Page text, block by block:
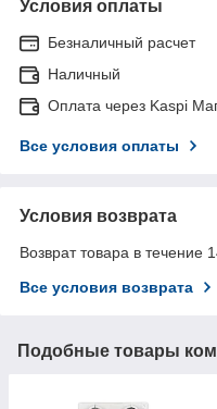
Условия оплаты
Безналичный расчет
Наличный
Оплата через Kaspi
Все условия оплаты
Условия возврата
Возврат товара в течение
Все условия возврата
Подобные товары